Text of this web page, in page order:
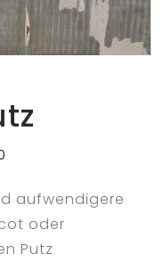
aufwendigere
oder
Putz